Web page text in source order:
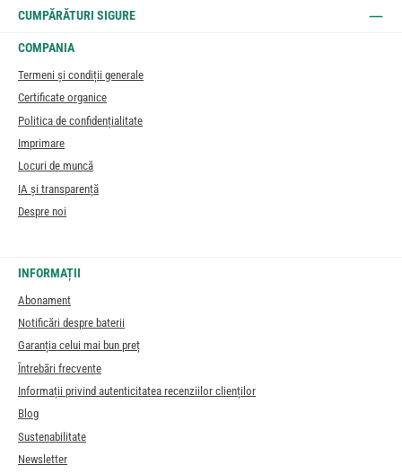
CUMPĂRĂTURI SIGURE
COMPANIA
Termeni și condiții generale
Certificate organice
Politica de confidențialitate
Imprimare
Locuri de muncă
IA și transparență
Despre noi
INFORMAȚII
Abonament
Notificări despre baterii
Garanția celui mai bun preț
Întrebări frecvente
Informații privind autenticitatea recenziilor clienților
Blog
Sustenabilitate
Newsletter